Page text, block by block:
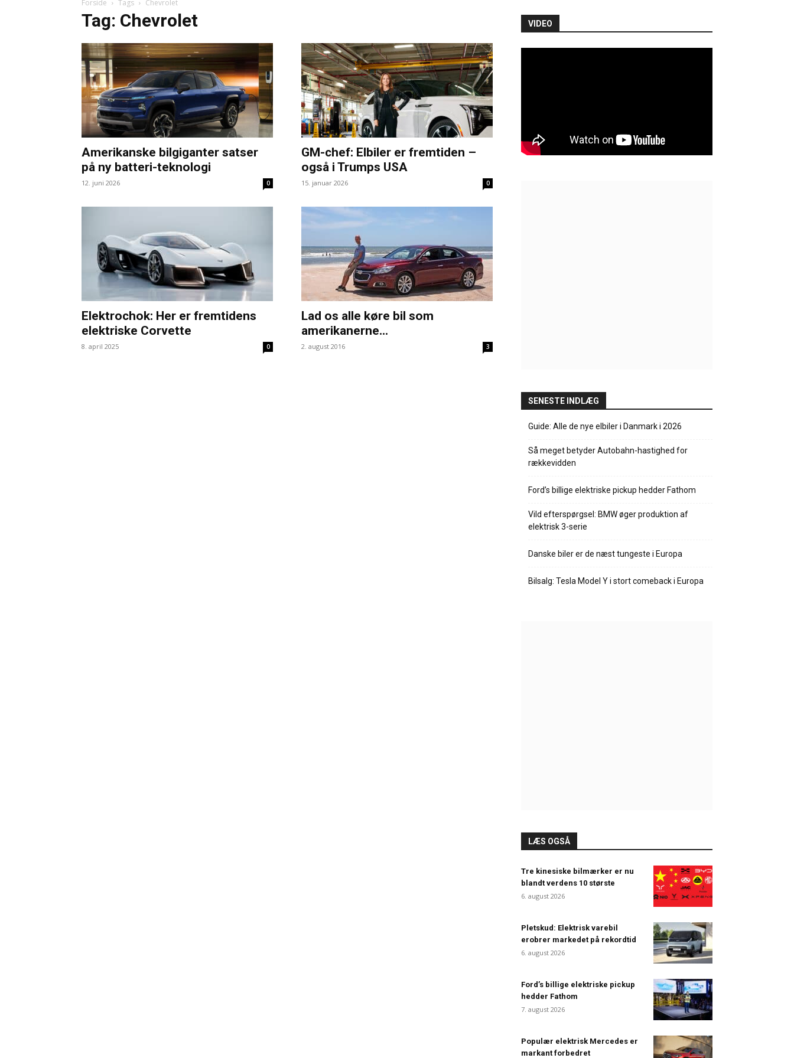
Forside Tags Chevrolet
Tag: Chevrolet
Amerikanske bilgiganter satser
på ny batteri-teknologi
12. juni 2026 0
GM-chef: Elbiler er fremtiden –
også i Trumps USA
15. januar 2026 0
Elektrochok: Her er fremtidens
elektriske Corvette
8. april 2025 0
Lad os alle køre bil som
amerikanerne...
2. august 2016 3
VIDEO
SENESTE INDLÆG
Guide: Alle de nye elbiler i Danmark i 2026
Så meget betyder Autobahn-hastighed for
rækkevidden
Ford’s billige elektriske pickup hedder Fathom
Vild efterspørgsel: BMW øger produktion af
elektrisk 3-serie
Danske biler er de næst tungeste i Europa
Bilsalg: Tesla Model Y i stort comeback i Europa
LÆS OGSÅ
Tre kinesiske bilmærker er nu
blandt verdens 10 største
6. august 2026
Pletskud: Elektrisk varebil
erobrer markedet på rekordtid
6. august 2026
Ford’s billige elektriske pickup
hedder Fathom
7. august 2026
Populær elektrisk Mercedes er
markant forbedret